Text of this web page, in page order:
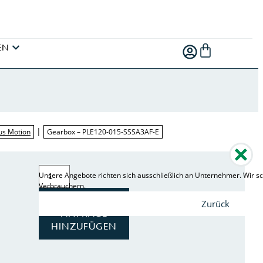
Motion | Gearbox – PLE120-015-SSSA3AF-E
ANFRAGE
HINZUFÜGEN
Unsere Angebote richten sich ausschließlich an Unternehmer. Wir
Verbrauchern.
Zurück